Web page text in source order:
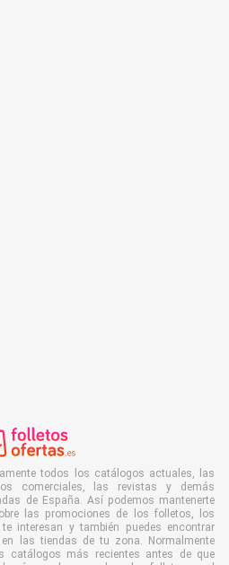
todos los catálogos actuales, las
comerciales, las revistas y demás
de España. Así podemos mantenerte
las promociones de los folletos, los
interesan y también puedes encontrar
las tiendas de tu zona. Normalmente
catálogos más recientes antes de que